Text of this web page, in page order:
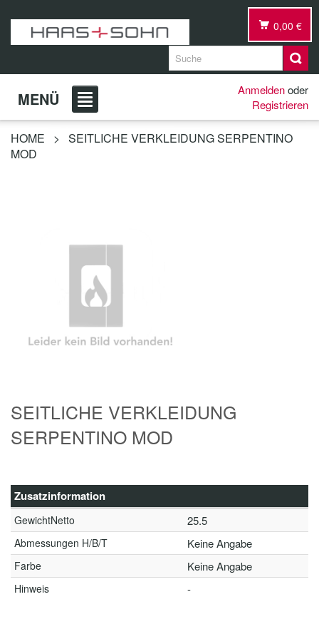
0,00 €
MENÜ Anmeldenoder
Registrieren
HOME >
SEITLICHE VERKLEIDUNG SERPENTINO
MOD
SEITLICHE VERKLEIDUNG
SERPENTINO MOD
Zusatzinformation
GewichtNetto 25.5
Abmessungen H/B/T Keine Angabe
Farbe Keine Angabe
Hinweis -